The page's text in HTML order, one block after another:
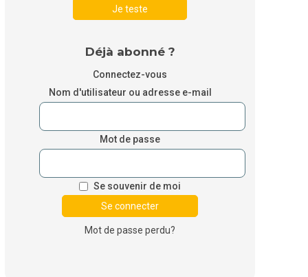
Je teste
Déjà abonné ?
Connectez-vous
Nom d'utilisateur ou adresse e-mail
Mot de passe
Se souvenir de moi
Mot de passe perdu?